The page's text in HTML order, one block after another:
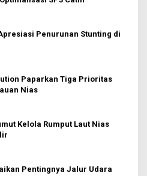
Penurunan Stunting di
Paparkan Tiga Prioritas
Nias
Kelola Rumput Laut Nias
Pentingnya Jalur Udara